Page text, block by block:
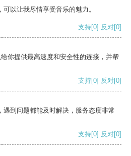
以让我尽情享受音乐的魅力。
支持[0] 反对[0]
你提供最高速度和安全性的连接，并帮
支持[0] 反对[0]
遇到问题都能及时解决，服务态度非常
支持[0] 反对[0]